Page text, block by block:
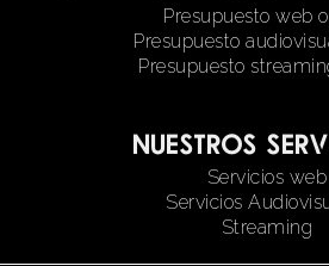
Presupuesto web
Presupuesto
Presupuesto
Nuestros
Servicios web
Servicios
Streaming